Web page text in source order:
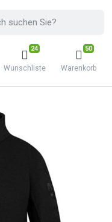
24
Wunschliste
50
Warenkorb